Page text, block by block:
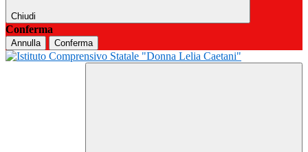
Chiudi
Conferma
Annulla Conferma